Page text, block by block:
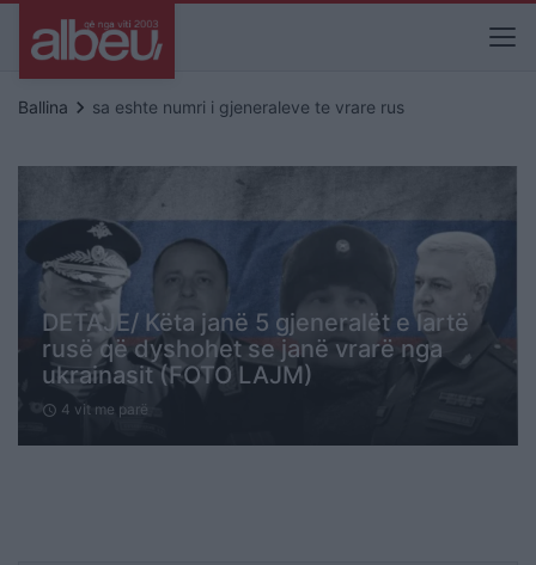
Ballina keyboard_arrow_right sa eshte numri i gjeneraleve te vrare rus
DETAJE/ Këta janë 5 gjeneralët e lartë
rusë që dyshohet se janë vrarë nga
ukrainasit (FOTO LAJM)
schedule 4 vit me parë